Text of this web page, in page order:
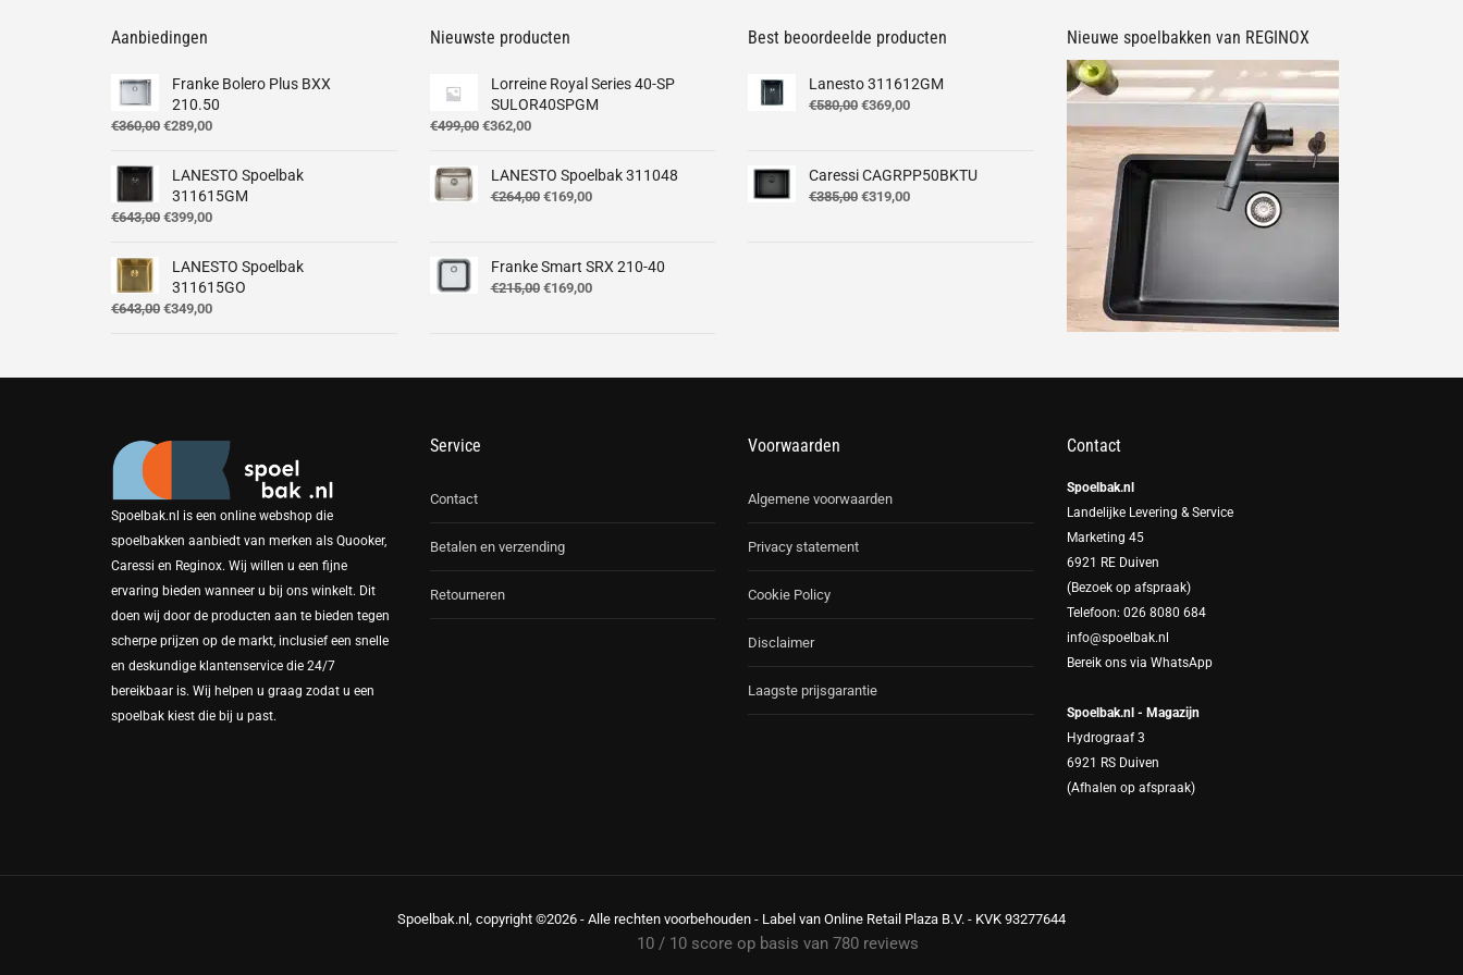
hoog
Aanbiedingen
Franke Bolero Plus BXX
210.50
€360,00 Oorspronkelijke
was:
€360,00.
€289,00Huidige
is:
€289,00.
LANESTO Spoelbak
311615GM
€643,00 Oorspronkelijke
was:
€643,00.
€399,00Huidige
is:
€399,00.
LANESTO Spoelbak
311615GO
€643,00 Oorspronkelijke
€349,00Huidige
Nieuwste producten
Lorreine Royal Series 40-SP
SULOR40SPGM
€499,00 Oorspronkelijke
was:
€362,00Huidige
is:
€362,00.
LANESTO Spoelbak 311048
€264,00 Oorspronkelijke
€264,00.
€169,00Huidige
€169,00.
Franke Smart SRX 210-40
€215,00 Oorspronkelijke
€169,00Huidige
Best beoordeelde producten
Lanesto 311612GM
€580,00 Oorspronkelijke
€580,00.
€369,00Huidige
€369,00.
Caressi CAGRPP50BKTU
€385,00 Oorspronkelijke
€319,00Huidige
Nieuwe spoelbakken van REGINOX
Spoelbak.nl is een online webshop die
spoelbakken aanbiedt van merken als Quooker,
Caressi en Reginox. Wij willen u een fijne
ervaring bieden wanneer u bij ons winkelt. Dit
doen wij door de producten aan te bieden tegen
scherpe prijzen op de markt, inclusief een snelle
en deskundige klantenservice die 24/7
bereikbaar is. Wij helpen u graag zodat u een
spoelbak kiest die bij u past.
Service
Contact
Betalen en verzending
Retourneren
Voorwaarden
Algemene voorwaarden
Privacy statement
Cookie Policy
Disclaimer
Laagste prijsgarantie
Contact
Spoelbak.nl
Landelijke Levering & Service
Marketing 45
6921 RE Duiven
(Bezoek op afspraak)
Telefoon: 026 8080 684
info@spoelbak.nl
Bereik ons via WhatsApp
Spoelbak.nl - Magazijn
Hydrograaf 3
6921 RS Duiven
(Afhalen op afspraak)
Spoelbak.nl, copyright ©2026 - Alle rechten voorbehouden - Label van Online Retail Plaza B.V. - KVK 93277644
10 / 10score op basis van 780reviews